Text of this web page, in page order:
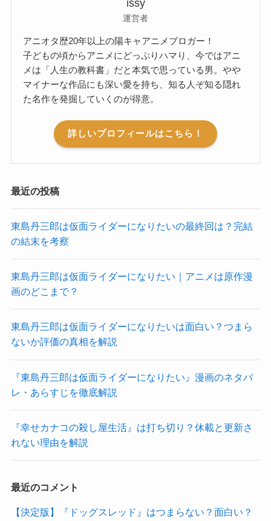
issy
運営者
アニオタ歴20年以上の陽キャアニメブロガー！
子どもの頃からアニメにどっぷりハマり、今ではアニ
メは「人生の教科書」だと本気で思っている男。やや
マイナーな作品にも深い愛を持ち、知る人ぞ知る隠れ
た名作を発掘していくのが得意。
詳しいプロフィールはこちら！
最近の投稿
東島丹三郎は仮面ライダーになりたいの最終回は？完結
の結末を考察
東島丹三郎は仮面ライダーになりたい｜アニメは原作漫
画のどこまで？
東島丹三郎は仮面ライダーになりたいは面白い？つまら
ないか評価の真相を解説
『東島丹三郎は仮面ライダーになりたい』漫画のネタバ
レ・あらすじを徹底解説
『幸せカナコの殺し屋生活』は打ち切り？休載と更新さ
れない理由を解説
最近のコメント
【決定版】『ドッグスレッド』はつまらない？面白い？